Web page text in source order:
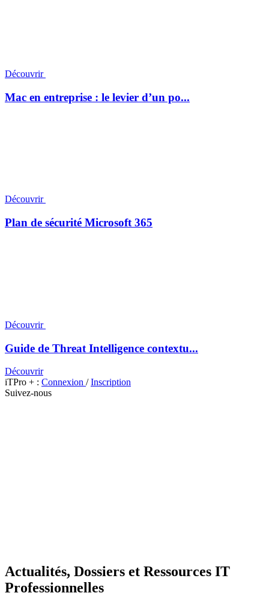
Découvrir
Mac en entreprise : le levier d’un po...
Découvrir
Plan de sécurité Microsoft 365
Découvrir
Guide de Threat Intelligence contextu...
Découvrir
iTPro + : Connexion /Inscription
Suivez-nous
Actualités, Dossiers et Ressources IT
Professionnelles